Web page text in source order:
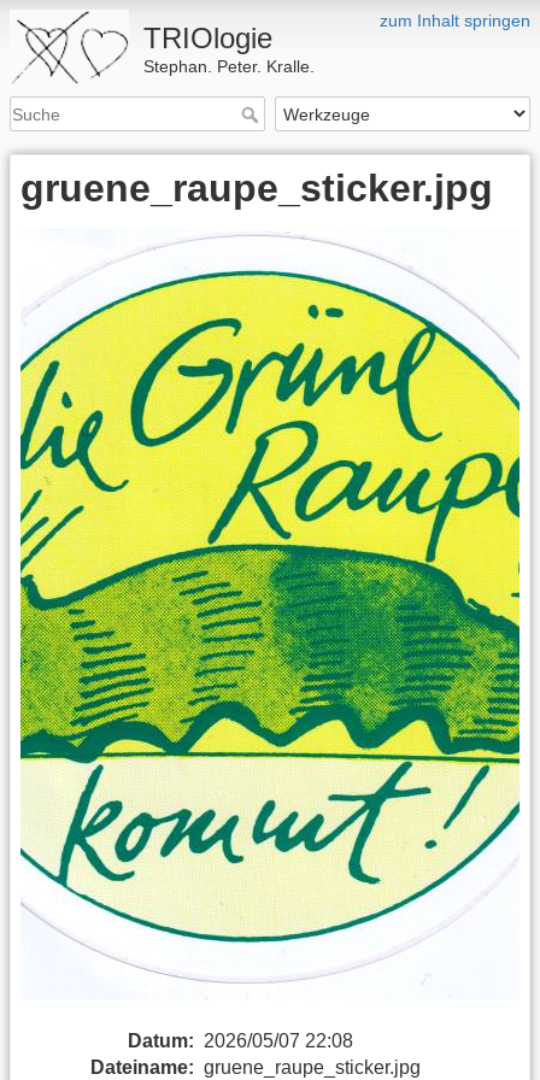
zum Inhalt springen
TRIOlogie
Stephan. Peter. Kralle.
gruene_raupe_sticker.jpg
Datum: 2026/05/07 22:08
Dateiname: gruene_raupe_sticker.jpg